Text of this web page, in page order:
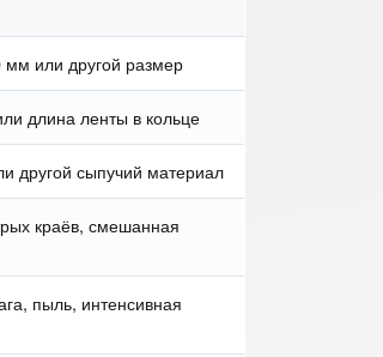
или другой размер
длина ленты в кольце
другой сыпучий материал
краёв, смешанная
пыль, интенсивная